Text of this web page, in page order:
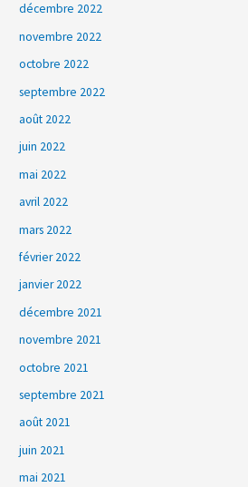
décembre 2022
novembre 2022
octobre 2022
septembre 2022
août 2022
juin 2022
mai 2022
avril 2022
mars 2022
février 2022
janvier 2022
décembre 2021
novembre 2021
octobre 2021
septembre 2021
août 2021
juin 2021
mai 2021